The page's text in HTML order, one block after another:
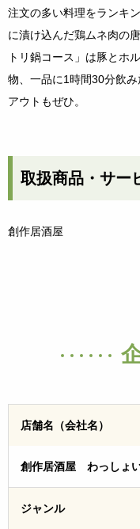
注文の多い料理をランキ
に漬け込んだ鶏ムネ肉の
トリ鍋コース」は豚とホ
物、一品に1時間30分飲
アウトもぜひ。
取扱商品・サー
創作居酒屋
店舗名（会社名）
創作居酒屋 わっしょ
ジャンル